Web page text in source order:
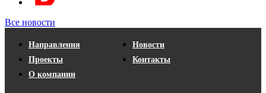
Все новости
Направления
Проекты
О компании
Новости
Контакты